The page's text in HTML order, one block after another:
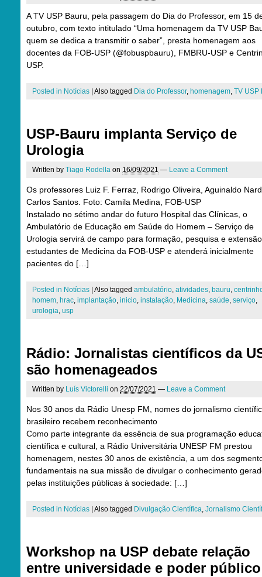
A TV USP Bauru, pela passagem do Dia do Professor, em 15
outubro, com texto intitulado “Uma homenagem da TV USP
quem se dedica a transmitir o saber”, presta homenagem aos
docentes da FOB-USP (@fobuspbauru), FMBRU-USP e
USP.
Posted in Notícias Also tagged Dia do Professor, homenagem, TV USP
USP-Bauru implanta Serviço de
Urologia
Written by Tiago Rodella on 16/09/2021 — Leave a Comment
Os professores Luiz F. Ferraz, Rodrigo Oliveira, Aguinaldo
Carlos Santos. Foto: Camila Medina, FOB-USP
Instalado no sétimo andar do futuro Hospital das Clínicas, o
Ambulatório de Educação em Saúde do Homem – Serviço de
Urologia servirá de campo para formação, pesquisa e
estudantes de Medicina da FOB-USP e atenderá inicialmente
pacientes do […]
Posted in Notícias Also tagged ambulatório, atividades, bauru,
homem, hrac, implantação, inicio, instalação, Medicina, saúde, serviço,
urologia, usp
Rádio: Jornalistas científicos da
são homenageados
Written by Luís Victorelli on 22/07/2021 — Leave a Comment
Nos 30 anos da Rádio Unesp FM, nomes do jornalismo
brasileiro recebem reconhecimento
Como parte integrante da essência de sua programação
científica e cultural, a Rádio Universitária UNESP FM prestou
homenagem, nestes 30 anos de existência, a um dos
fundamentais na sua missão de divulgar o conhecimento
pelas instituições públicas à sociedade: […]
Posted in Notícias Also tagged Divulgação Científica, Jornalismo
Workshop na USP debate relação
entre universidade e poder público